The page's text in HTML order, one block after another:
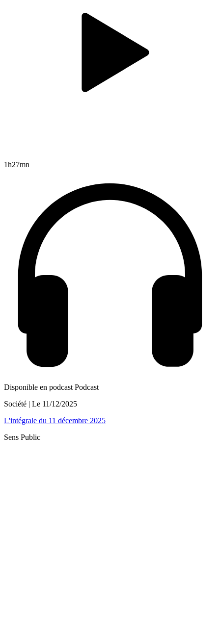
1h27mn
Disponible en podcast Podcast
Société | Le 11/12/2025
L'intégrale du 11 décembre 2025
Sens Public